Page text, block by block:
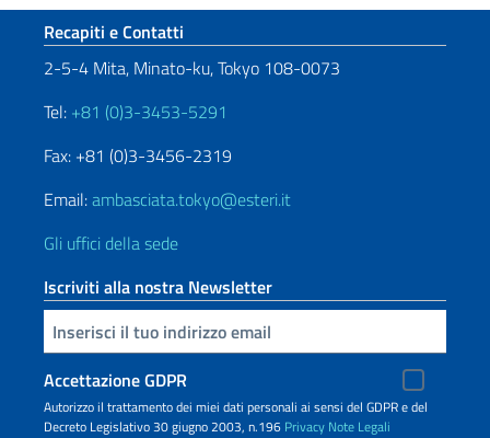
Sezione footer
Recapiti e Contatti
2-5-4 Mita, Minato-ku, Tokyo 108-0073
Tel: +81 (0)3-3453-5291
Fax: +81 (0)3-3456-2319
Email:ambasciata.tokyo@esteri.it
Gli uffici della sede
Iscriviti alla nostra Newsletter
Inserisci la tua email
Accettazione GDPR
Autorizzo il trattamento dei miei dati personali ai sensi del GDPR e del
Decreto Legislativo 30 giugno 2003, n.196 Privacy Note Legali